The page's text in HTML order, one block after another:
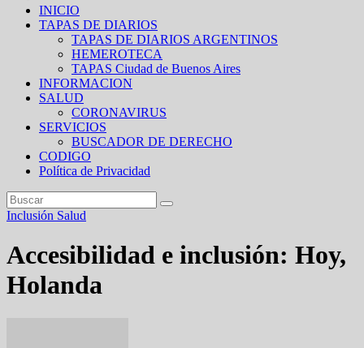
INICIO
TAPAS DE DIARIOS
TAPAS DE DIARIOS ARGENTINOS
HEMEROTECA
TAPAS Ciudad de Buenos Aires
INFORMACION
SALUD
CORONAVIRUS
SERVICIOS
BUSCADOR DE DERECHO
CODIGO
Política de Privacidad
Inclusión Salud
Accesibilidad e inclusión: Hoy,
Holanda